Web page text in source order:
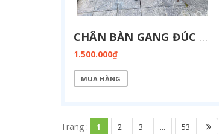
CHÂN BÀN GANG ĐÚC MẶT BÍCH SẮT TRÒN CG-4N-BICH
1.500.000₫
MUA HÀNG
Trang : 1 2 3 ... 53